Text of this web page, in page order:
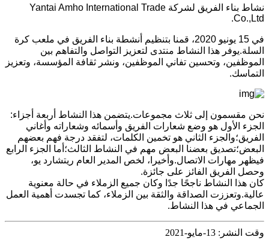
نشاط بناء الفريق لشركة Yantai Amho International Trade
Co.,Ltd.
في 15 يونيو 2020، قمنا بتنظيم أنشطة بناء الفريق في ملعب كرة
السلة.يوفر هذا النشاط منتدى لتعزيز التواصل والتفاهم بين
الموظفين، وتحسين تفاني الموظفين، ونشر ثقافة المؤسسة، وتعزيز
التماسك.
نحن مقسمون إلى ثلاث مجموعات.يتضمن هذا النشاط أربعة أجزاء:
الجزء الأول هو وضع شعارات الفريق وأسمائه وشعاراته وأغاني
الفريق؛والجزء الثاني هو تخمين الكلمات، لتفقد درجة فهم بعضهم
البعض؛تصديق بعضنا البعض مهم في النشاط الثالث؛أما الجزء الرابع
فيظهر مهارات الاتصال.وأخيرا، لخص المدير العام ريتشارد يو،
وحصل الفريق الفائز على جائزة.
كان هذا النشاط ناجحًا جدًا وكان جميع الزملاء في حالة معنوية
عالية.وتعززت الصداقة والثقة بين الزملاء، كما تجسدت أهمية العمل
الجماعي في هذا النشاط.
وقت النشر: 13-مايو-2021